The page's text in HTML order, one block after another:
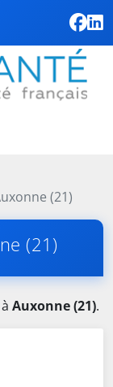
(21)
(21)
à Auxonne (21).